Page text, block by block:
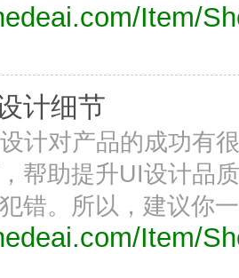
Item/
计细节
计对产品的成功有
帮助提升UI设计品
错。所以，建议你
Item/